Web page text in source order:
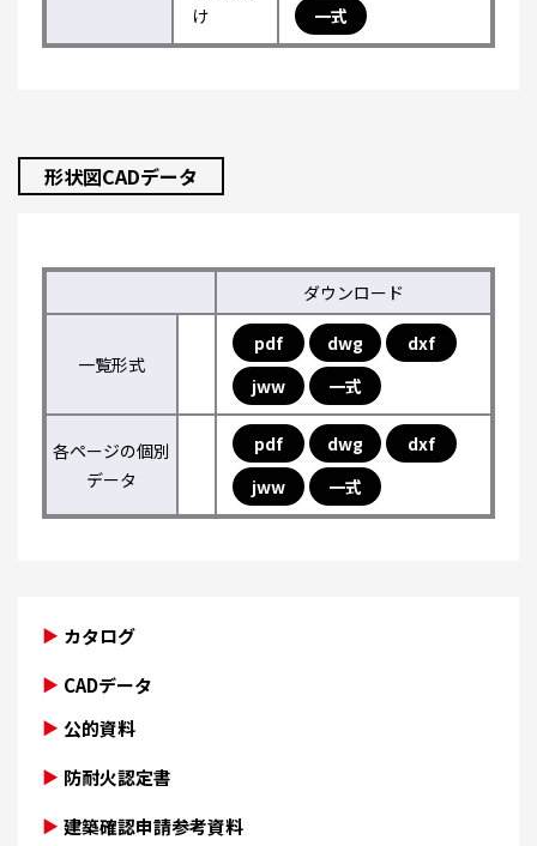
け
一式
形状図CADデータ
ダウンロード
一覧形式
pdf dwg
dxf
jww
一式
各ページの個別
データ
pdf dwg
dxf
jww
一式
カタログ
CADデータ
公的資料
防耐火認定書
建築確認申請参考資料